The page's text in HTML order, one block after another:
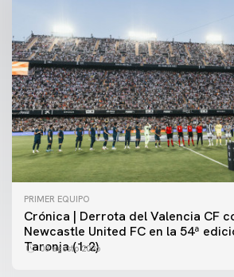
PRIMER EQUIPO
Crónica | Derrota del Valencia CF
Newcastle United FC en la 54ª
Taronja (1-2)
08 agosto 2026